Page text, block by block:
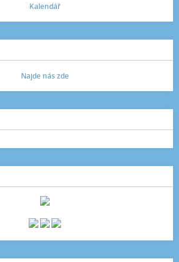
Kalendář
Najde nás zde